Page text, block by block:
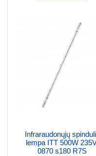
Infraraudonųjų
lempa ITT 500W
0870 s180 R7S